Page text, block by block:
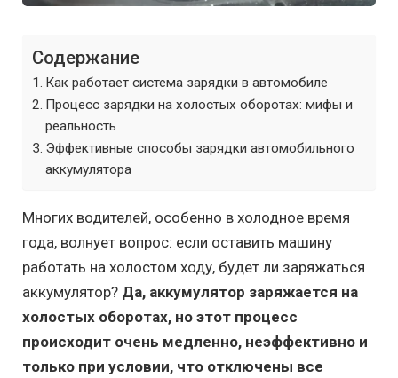
Содержание
Как работает система зарядки в автомобиле
Процесс зарядки на холостых оборотах: мифы и
реальность
Эффективные способы зарядки автомобильного
аккумулятора
Многих водителей, особенно в холодное время
года, волнует вопрос: если оставить машину
работать на холостом ходу, будет ли заряжаться
аккумулятор? Да, аккумулятор заряжается на
холостых оборотах, но этот процесс
происходит очень медленно, неэффективно и
только при условии, что отключены все